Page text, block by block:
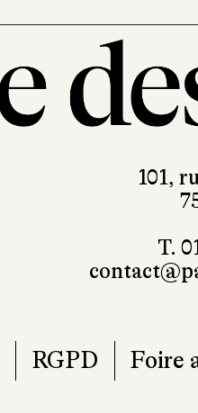
101,
T.
RGPD Foire